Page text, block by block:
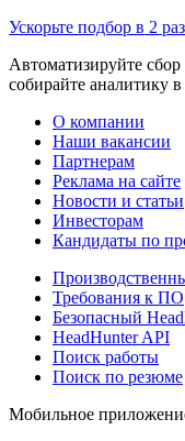
Ускорьте подбор в 2
Автоматизируйте сбор
собирайте аналитику
О компании
Наши вакансии
Партнерам
Реклама на сайте
Новости и статьи
Инвесторам
Кандидаты по
Требования к ПО
Безопасный
HeadHunter API
Поиск работы
Поиск по резюме
Мобильное